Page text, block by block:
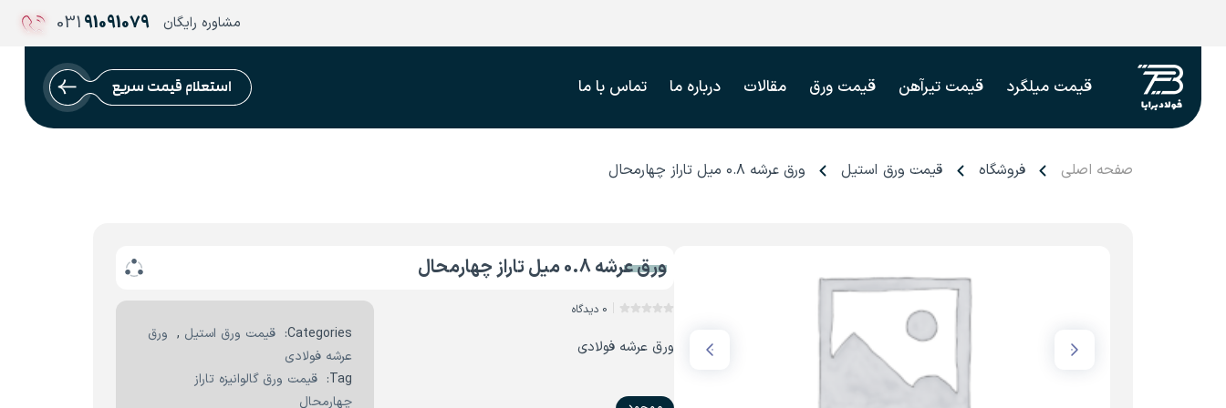
مشاوره رایگان 91091079
031
قیمت میلگرد قیمت تیرآهن قیمت ورق مقالات درباره ما تماس با ما استعلام قیمت سریع
صفحه اصلی فروشگاه قیمت ورق استیل ورق عرشه ۰.۸ میل تاراز چهارمحال
ورق عرشه 0.8 میل تاراز چهارمحال
0 دیدگاه
ورق عرشه فولادی
Categories: قیمت ورق استیل , ورق
عرشه فولادی
Tag:
قیمت ورق گالوانیزه تاراز
چهارمحال